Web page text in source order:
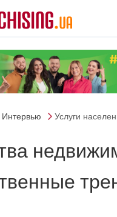
Интервью Услуги